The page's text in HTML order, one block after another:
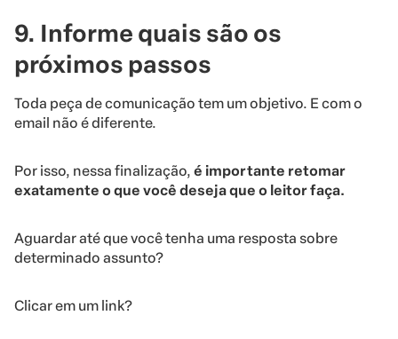
9. Informe quais são os
próximos passos
Toda peça de comunicação tem um objetivo. E com o
email não é diferente.
Por isso, nessa finalização, é importante retomar
exatamente o que você deseja que o leitor faça.
Aguardar até que você tenha uma resposta sobre
determinado assunto?
Clicar em um link?